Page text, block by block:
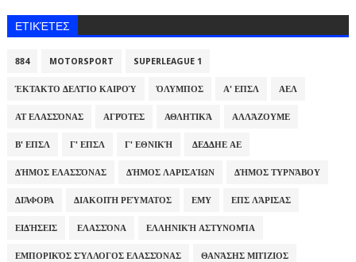
ΕΤΙΚΈΤΕΣ
884 MOTORSPORT SUPERLEAGUE 1
ΈΚΤΑΚΤΟ ΔΕΛΤΊΟ ΚΑΙΡΟΎ ΌΛΥΜΠΟΣ Α' ΕΠΣΛ ΑΕΛ
ΑΤ ΕΛΑΣΣΌΝΑΣ ΑΓΡΌΤΕΣ ΑΘΛΗΤΙΚΆ ΑΛΛΆΖΟΥΜΕ
Β' ΕΠΣΛ Γ' ΕΠΣΛ Γ' ΕΘΝΙΚΉ ΔΕΔΔΗΕ ΑΕ
ΔΉΜΟΣ ΕΛΑΣΣΌΝΑΣ ΔΉΜΟΣ ΛΑΡΙΣΑΊΩΝ ΔΉΜΟΣ ΤΥΡΝΆΒΟΥ
ΔΙΆΦΟΡΑ ΔΙΑΚΟΠΉ ΡΕΎΜΑΤΟΣ ΕΜΥ ΕΠΣ ΛΆΡΙΣΑΣ
ΕΙΔΉΣΕΙΣ ΕΛΑΣΣΌΝΑ ΕΛΛΗΝΙΚΉ ΑΣΤΥΝΟΜΊΑ
ΕΜΠΟΡΙΚΌΣ ΣΎΛΛΟΓΟΣ ΕΛΑΣΣΌΝΑΣ ΘΑΝΆΣΗΣ ΜΠΊΖΙΟΣ